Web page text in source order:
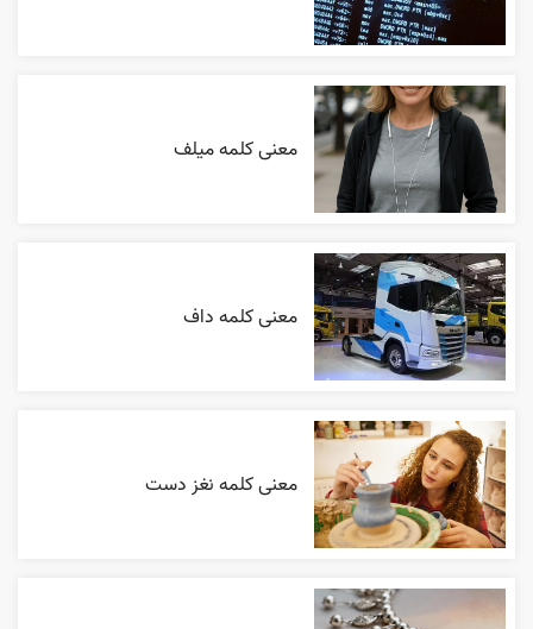
معنی کلمه میلف
معنی کلمه داف
معنی کلمه نغز دست